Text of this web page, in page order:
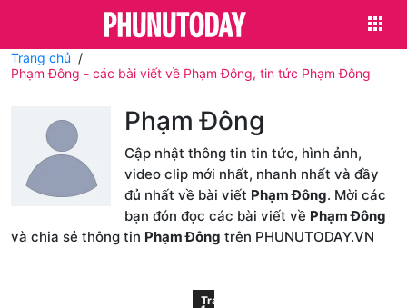
Trang chủ
Phạm Đông - các bài viết về Phạm Đông, tin tức Phạm Đông
Phạm Đông
Cập nhật thông tin tin tức, hình ảnh,
video clip mới nhất, nhanh nhất và đầy
đủ nhất về bài viết Phạm Đông. Mời các
bạn đón đọc các bài viết về Phạm Đông
và chia sẻ thông tin Phạm Đông trên PHUNUTODAY.VN
Trang